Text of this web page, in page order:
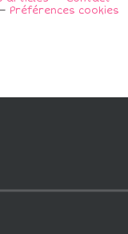
Préférences cookies